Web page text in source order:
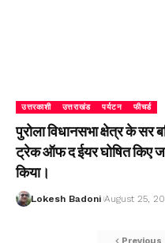
उत्तरकाशी उत्तराखंड पर्यटन फीचर्ड
पुरोला विधानसभा क्षेत्र के
ट्रेक ऑफ द ईयर घोषित किए
किया।
Lokesh Badoni August 25,